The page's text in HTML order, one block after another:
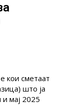
кои сметаат
што ја
мај 2025